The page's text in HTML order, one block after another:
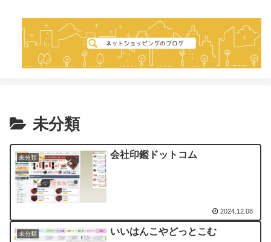
未分類
未分類 会社印鑑ドットコム
2024.12.08
未分類 いいはんこやどっとこむ